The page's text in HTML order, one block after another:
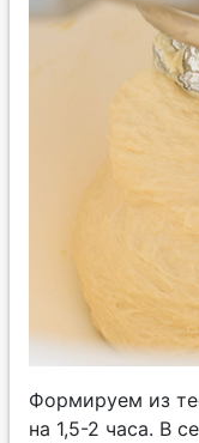
Формируем из
на 1,5-2 часа. В